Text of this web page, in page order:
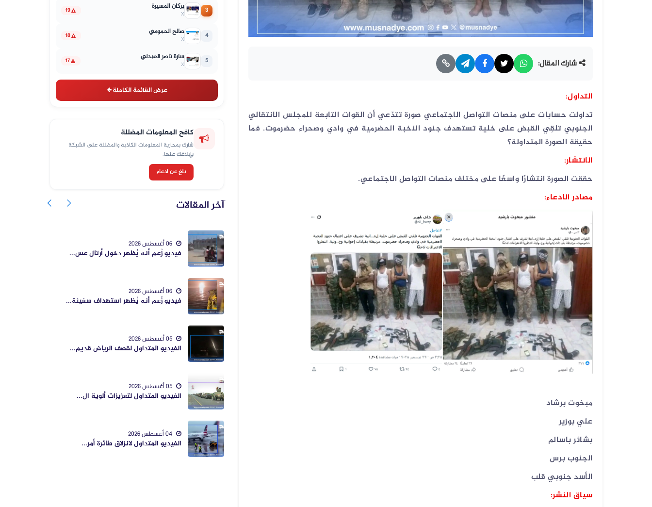
شارك المقال:
التداول:
تداولت حسابات على منصات التواصل الاجتماعي صورة تتدّعي أن القوات التابعة للمجلس الانتقالي
الجنوبي تلقِي القبض على خلية تستهدف جنود النخبة الحضرمية في وادي وصحراء حضرموت. فما
حقيقة الصورة المتداولة؟
الانتشار:
حققت الصورة انتشارًا واسعًا على مختلف منصات التواصل الاجتماعي.
مصادر الادعاء:
مبخوت برشاد
علي بوزير
بشائر باسالم
الجنوب برس
الأسد جنوبي قلب
سياق النشر:
3 بركان المسيرة
X
19
4 صالح الحمومي
X
18
5 سارة ناصر العبدلي
X
17
عرض القائمة الكاملة
كافح المعلومات المضللة
شارك بمحاربة المعلومات الكاذبة والمضللة على الشبكة
بإبلاغك عنها.
بلغ عن ادعاء
آخر المقالات
06 أغسطس 2026
فيديو زُعم أنه يُظهر دخول أرتال عس...
06 أغسطس 2026
فيديو زُعم أنه يُظهر استهداف سفينة...
05 أغسطس 2026
الفيديو المتداول لقصف الرياض قديم...
الفيديو المتداول لتعزيزات ألوية ال...
الفيديو المتداول لانزلاق طائرة أمر...
03 أغسطس 2026
الفيديو المنسوب لمعارك حديثة في مد...
01 أغسطس 2026
فيديو يُظهر رشاد العليمي يعلن التط...
01 أغسطس 2026
فيديو مضلل المشاهد لا تُظهر حريقًا...
فيديو زُعم أنه يُظهر دخول أرتال عس...
فيديو زُعم أنه يُظهر استهداف سفينة...
الفيديو المتداول لقصف الرياض قديم...
الفيديو المتداول لتعزيزات ألوية ال...
الفيديو المتداول لانزلاق طائرة أمر...